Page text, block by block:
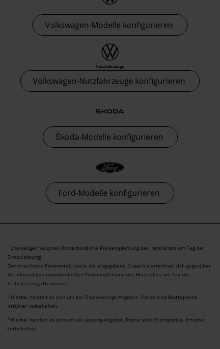
Volkswagen-Modelle konfigurieren
Volkswagen-Nutzfahrzeuge konfigurieren
Škoda-Modelle konfigurieren
Ford-Modelle konfigurieren
1 Ehemaliger Neupreis (Unverbindliche Preisempfehlung des Herstellers am Tag der
Erstzulassung).
Der errechnete Preisvorteil sowie die angegebene Ersparnis errechnet sich gegenüber
der ehemaligen unverbindlichen Preisempfehlung des Herstellers am Tag der
Erstzulassung (Neupreis).
2 Hierbei handelt es sich um ein Finanzierungs-Angebot. Preise sind Bruttopreise.
Irrtümer vorbehalten.
3 Hierbei handelt es sich um ein Leasing-Angebot. Preise sind Bruttopreise. Irrtümer
vorbehalten.